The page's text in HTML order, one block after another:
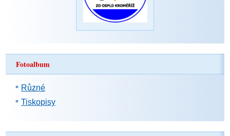
Fotoalbum
Různé
Tiskopisy